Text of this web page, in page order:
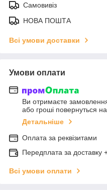
Самовивіз
НОВА ПОШТА
Всі умови доставки
Умови оплати
Ви отримаєте
або гроші повернуться
Детальніше
Оплата за реквізитами
Передплата за доставку
Всі умови оплати